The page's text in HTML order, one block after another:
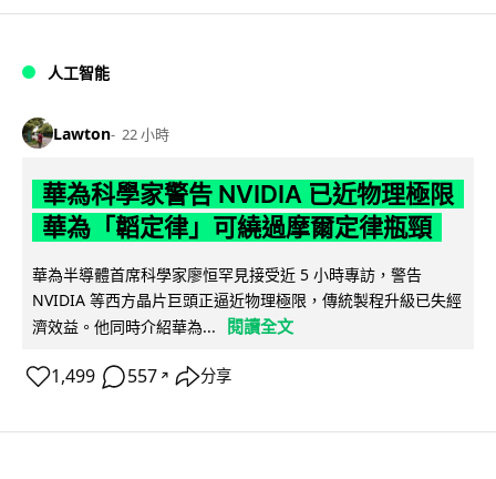
人工智能
Lawton 22 小時
華為科學家警告 NVIDIA 已近物理極限
華為「韜定律」可繞過摩爾定律瓶頸
華為半導體首席科學家廖恒罕見接受近 5 小時專訪，警告
NVIDIA 等西方晶片巨頭正逼近物理極限，傳統製程升級已失經
濟效益。他同時介紹華為...
閱讀全文
1,499 557 ↗ 分享